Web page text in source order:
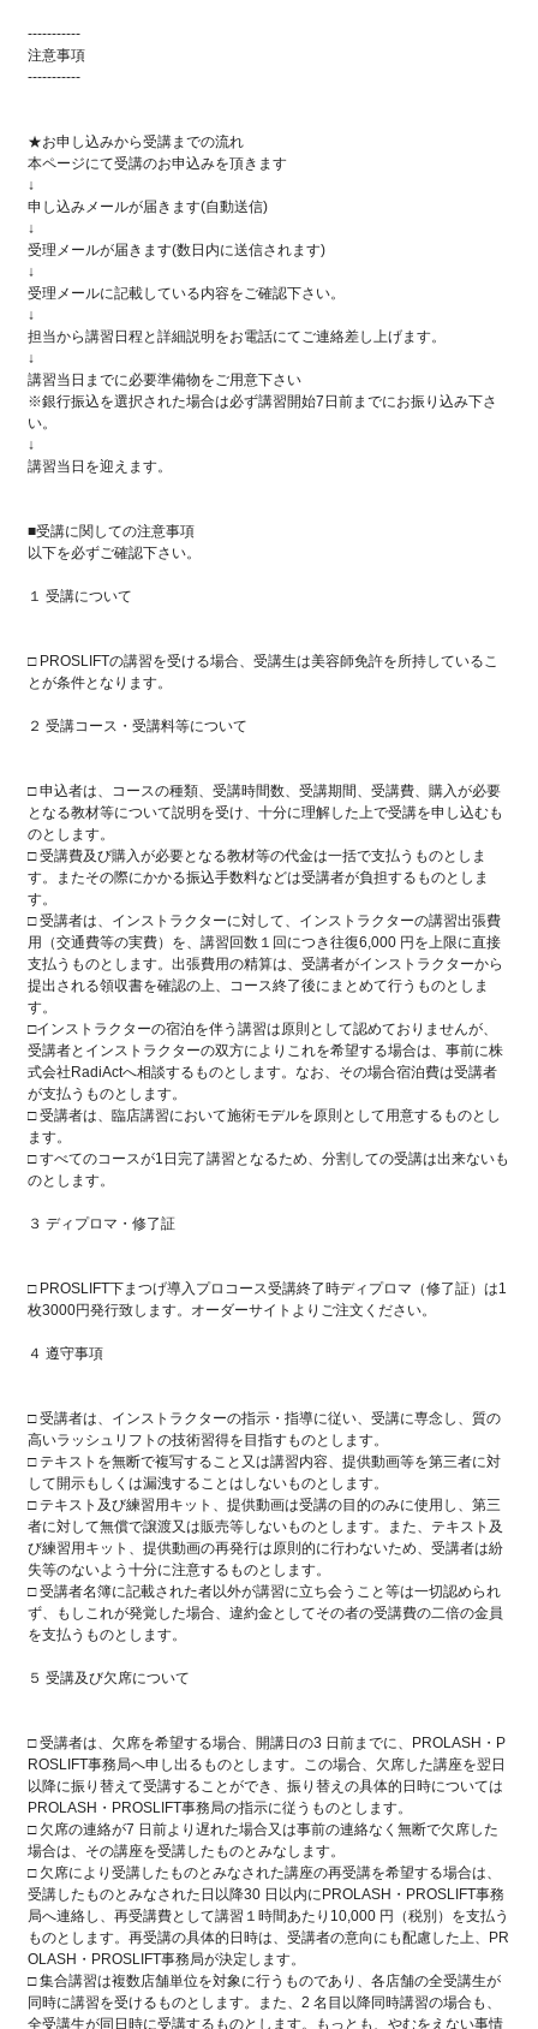
-----------
注意事項
-----------
★お申し込みから受講までの流れ
本ページにて受講のお申込みを頂きます
↓
申し込みメールが届きます(自動送信)
↓
受理メールが届きます(数日内に送信されます)
↓
受理メールに記載している内容をご確認下さい。
↓
担当から講習日程と詳細説明をお電話にてご連絡差し上げます。
↓
講習当日までに必要準備物をご用意下さい
※銀行振込を選択された場合は必ず講習開始7日前までにお振り込み下さ
い。
↓
講習当日を迎えます。
■受講に関しての注意事項
以下を必ずご確認下さい。
１ 受講について
□ PROSLIFTの講習を受ける場合、受講生は美容師免許を所持しているこ
とが条件となります。
２ 受講コース・受講料等について
□ 申込者は、コースの種類、受講時間数、受講期間、受講費、購入が必要
となる教材等について説明を受け、十分に理解した上で受講を申し込むも
のとします。
□ 受講費及び購入が必要となる教材等の代金は一括で支払うものとしま
す。またその際にかかる振込手数料などは受講者が負担するものとしま
す。
□ 受講者は、インストラクターに対して、インストラクターの講習出張費
用（交通費等の実費）を、講習回数１回につき往復6,000 円を上限に直接
支払うものとします。出張費用の精算は、受講者がインストラクターから
提出される領収書を確認の上、コース終了後にまとめて行うものとしま
す。
□インストラクターの宿泊を伴う講習は原則として認めておりませんが、
受講者とインストラクターの双方によりこれを希望する場合は、事前に株
式会社RadiActへ相談するものとします。なお、その場合宿泊費は受講者
が支払うものとします。
□ 受講者は、臨店講習において施術モデルを原則として用意するものとし
ます。
□ すべてのコースが1日完了講習となるため、分割しての受講は出来ないも
のとします。
３ ディプロマ・修了証
□ PROSLIFT下まつげ導入プロコース受講終了時ディプロマ（修了証）は1
枚3000円発行致します。オーダーサイトよりご注文ください。
４ 遵守事項
□ 受講者は、インストラクターの指示・指導に従い、受講に専念し、質の
高いラッシュリフトの技術習得を目指すものとします。
□ テキストを無断で複写すること又は講習内容、提供動画等を第三者に対
して開示もしくは漏洩することはしないものとします。
□ テキスト及び練習用キット、提供動画は受講の目的のみに使用し、第三
者に対して無償で譲渡又は販売等しないものとします。また、テキスト及
び練習用キット、提供動画の再発行は原則的に行わないため、受講者は紛
失等のないよう十分に注意するものとします。
□ 受講者名簿に記載された者以外が講習に立ち会うこと等は一切認められ
ず、もしこれが発覚した場合、違約金としてその者の受講費の二倍の金員
を支払うものとします。
５ 受講及び欠席について
□ 受講者は、欠席を希望する場合、開講日の3 日前までに、PROLASH・P
ROSLIFT事務局へ申し出るものとします。この場合、欠席した講座を翌日
以降に振り替えて受講することができ、振り替えの具体的日時については
PROLASH・PROSLIFT事務局の指示に従うものとします。
□ 欠席の連絡が7 日前より遅れた場合又は事前の連絡なく無断で欠席した
場合は、その講座を受講したものとみなします。
□ 欠席により受講したものとみなされた講座の再受講を希望する場合は、
受講したものとみなされた日以降30 日以内にPROLASH・PROSLIFT事務
局へ連絡し、再受講費として講習１時間あたり10,000 円（税別）を支払う
ものとします。再受講の具体的日時は、受講者の意向にも配慮した上、PR
OLASH・PROSLIFT事務局が決定します。
□ 集合講習は複数店舗単位を対象に行うものであり、各店舗の全受講生が
同時に講習を受けるものとします。また、2 名目以降同時講習の場合も、
全受講生が同日時に受講するものとします。もっとも、やむをえない事情